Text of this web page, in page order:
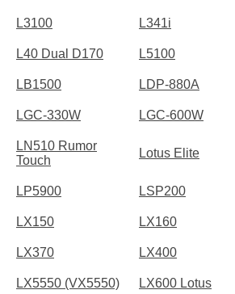
L3100 L341i
L40 Dual D170 L5100
LB1500 LDP-880A
LGC-330W LGC-600W
LN510 Rumor
Touch
Lotus Elite
LP5900 LSP200
LX150 LX160
LX370 LX400
LX5550 (VX5550) LX600 Lotus